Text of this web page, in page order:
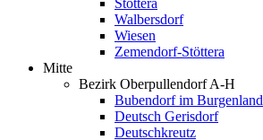
Stöttera
Walbersdorf
Wiesen
Zemendorf-Stöttera
Mitte
Bezirk Oberpullendorf A-H
Bubendorf im Burgenland
Deutsch Gerisdorf
Deutschkreutz